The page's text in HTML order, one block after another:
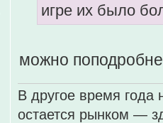
игре их было
можно
В другое время года
остается рынком —